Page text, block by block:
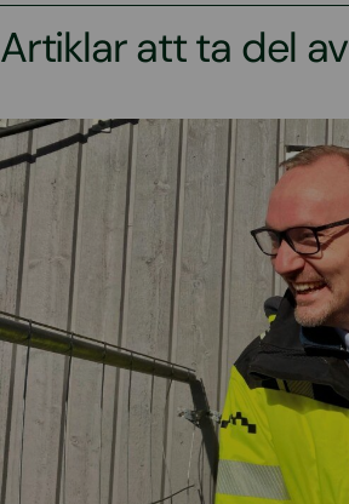
Artiklar att ta del av